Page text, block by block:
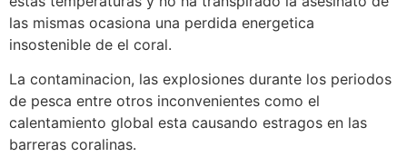
las mismas ocasiona una perdida energetica
insostenible de el coral.
La contaminacion, las explosiones durante los periodos
de pesca entre otros inconvenientes como el
calentamiento global esta causando estragos en las
barreras coralinas.